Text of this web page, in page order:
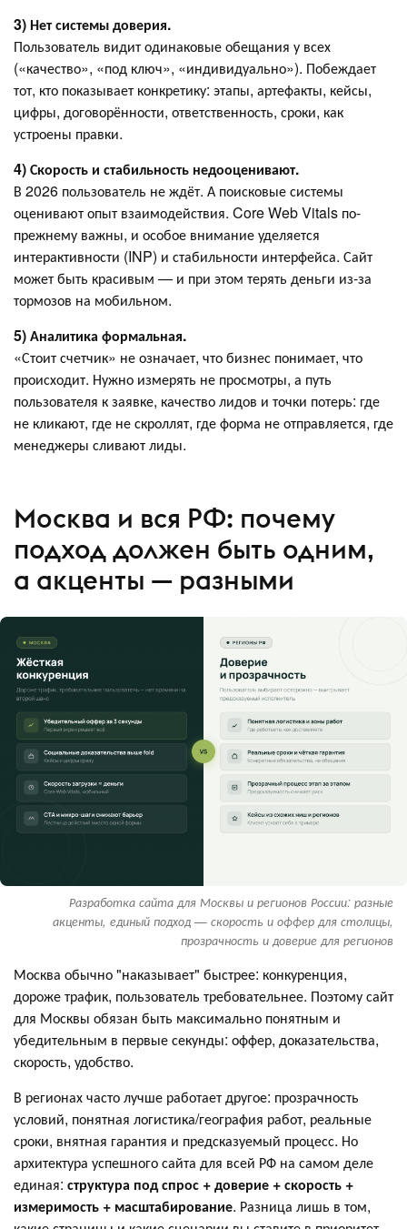
3) Нет системы доверия.
Пользователь видит одинаковые обещания у всех
(«качество», «под ключ», «индивидуально»). Побеждает
тот, кто показывает конкретику: этапы, артефакты, кейсы,
цифры, договорённости, ответственность, сроки, как
устроены правки.
4) Скорость и стабильность недооценивают.
В 2026 пользователь не ждёт. А поисковые системы
оценивают опыт взаимодействия. Core Web Vitals по-
прежнему важны, и особое внимание уделяется
интерактивности (INP) и стабильности интерфейса. Сайт
может быть красивым — и при этом терять деньги из‑за
тормозов на мобильном.
5) Аналитика формальная.
«Стоит счетчик» не означает, что бизнес понимает, что
происходит. Нужно измерять не просмотры, а путь
пользователя к заявке, качество лидов и точки потерь: где
не кликают, где не скроллят, где форма не отправляется, где
менеджеры сливают лиды.
Москва и вся РФ: почему
подход должен быть одним,
а акценты — разными
Разработка сайта для Москвы и регионов России: разные
акценты, единый подход — скорость и оффер для столицы,
прозрачность и доверие для регионов
Москва обычно "наказывает" быстрее: конкуренция,
дороже трафик, пользователь требовательнее. Поэтому сайт
для Москвы обязан быть максимально понятным и
убедительным в первые секунды: оффер, доказательства,
скорость, удобство.
В регионах часто лучше работает другое: прозрачность
условий, понятная логистика/география работ, реальные
сроки, внятная гарантия и предсказуемый процесс. Но
архитектура успешного сайта для всей РФ на самом деле
единая: структура под спрос + доверие + скорость +
измеримость + масштабирование. Разница лишь в том,